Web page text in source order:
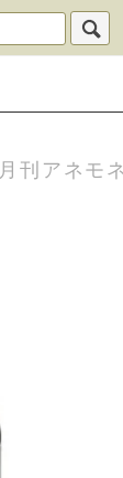
月刊アネモ